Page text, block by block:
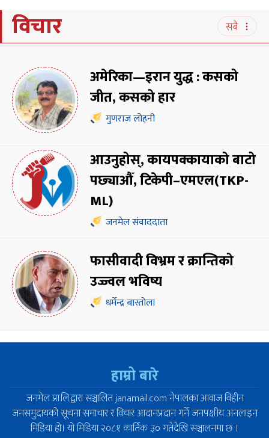
विचार सबै
अमेरिका—इरान युद्ध : कसको
जीत, कसको हार
गुणराज लोहनी
आउनुहोस्, कायपक्कायाको बाटो
पछ्याऔँ, टिकेपी–एमएल(TKP-
ML)
जनमेल संवाददाता
फासीवादी विभ्रम र क्रान्तिको
उज्ज्वल भविष्य
धर्मेन्द्र बास्तोला
हाम्रो बारे
जनमेल प्रा.लि.द्वारा सञ्चालित janamail.com नेपालका आवाज विहीन
जनसमुदायको सूचना समाचार र विचार आदानप्रदान गर्ने जनपक्षीय अनलाइन
मिडिया हो। यो मिडिया २०८१ कार्तिक ३० गतेदेखि सञ्चालनमा छ ।